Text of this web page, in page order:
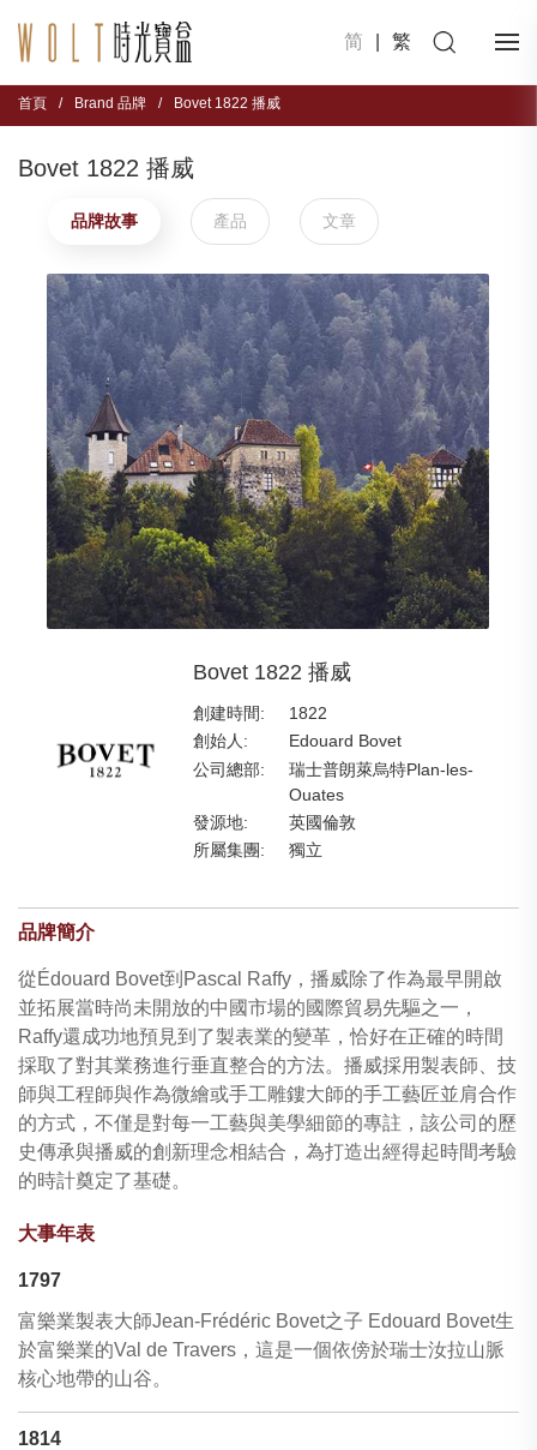
简 繁
首頁 / Brand 品牌 / Bovet 1822 播威
Bovet 1822 播威
品牌故事 產品 文章
Bovet 1822 播威
創建時間:
1822
創始人:
Edouard Bovet
公司總部:
瑞士普朗萊烏特Plan-les-
Ouates
發源地:
英國倫敦
所屬集團:
獨立
品牌簡介
從Édouard Bovet到Pascal Raffy，播威除了作為最早開啟
並拓展當時尚未開放的中國市場的國際貿易先驅之一，
Raffy還成功地預見到了製表業的變革，恰好在正確的時間
採取了對其業務進行垂直整合的方法。播威採用製表師、技
師與工程師與作為微繪或手工雕鏤大師的手工藝匠並肩合作
的方式，不僅是對每一工藝與美學細節的專註，該公司的歷
史傳承與播威的創新理念相結合，為打造出經得起時間考驗
的時計奠定了基礎。
大事年表
1797
富樂業製表大師Jean-Frédéric Bovet之子 Edouard Bovet生
於富樂業的Val de Travers，這是一個依傍於瑞士汝拉山脈
核心地帶的山谷。
1814